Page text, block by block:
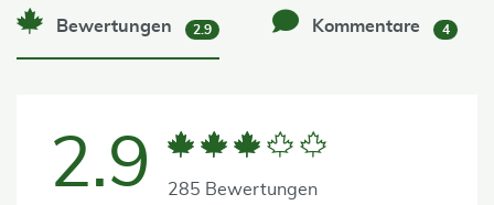
Bewertungen 2.9 Kommentare 4
2.9 285 Bewertungen